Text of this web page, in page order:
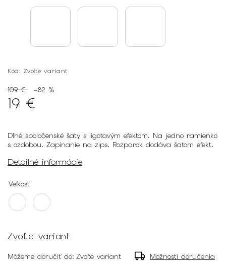
Kód: Zvoľte variant
109 € –82 %
19 €
Dlhé spoločenské šaty s ligotavým efektom. Na jedno ramienko
s ozdobou. Zapínanie na zips. Rozparok dodáva šatom efekt.
Detailné informácie
Veľkosť
Zvoľte variant
Môžeme doručiť do: Zvoľte variant Možnosti doručenia